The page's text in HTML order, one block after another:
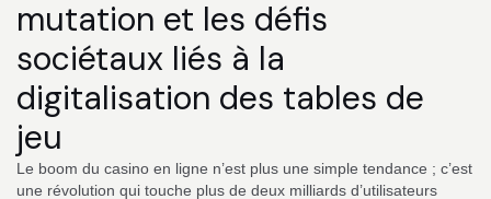
mutation et les défis
sociétaux liés à la
digitalisation des tables de
jeu
Le boom du casino en ligne n’est plus une simple tendance ; c’est
une révolution qui touche plus de deux milliards d’utilisateurs